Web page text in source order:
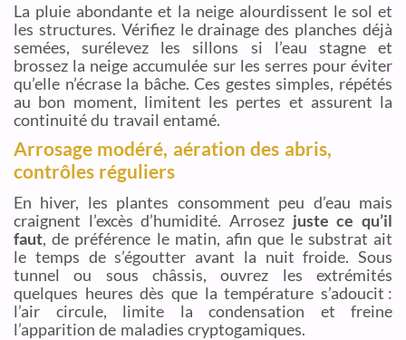
La pluie abondante et la neige alourdissent le sol et
les structures. Vérifiez le drainage des planches déjà
semées, surélevez les sillons si l’eau stagne et
brossez la neige accumulée sur les serres pour éviter
qu’elle n’écrase la bâche. Ces gestes simples, répétés
au bon moment, limitent les pertes et assurent la
continuité du travail entamé.
Arrosage modéré, aération des abris,
contrôles réguliers
En hiver, les plantes consomment peu d’eau mais
craignent l’excès d’humidité. Arrosez juste ce qu’il
faut, de préférence le matin, afin que le substrat ait
le temps de s’égoutter avant la nuit froide. Sous
tunnel ou sous châssis, ouvrez les extrémités
quelques heures dès que la température s’adoucit :
l’air circule, limite la condensation et freine
l’apparition de maladies cryptogamiques.